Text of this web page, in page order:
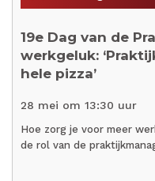
19e Dag van de
werkgeluk:
hele pizza’
28 mei om 13:30 uur
Hoe zorg je voor meer
de rol van de